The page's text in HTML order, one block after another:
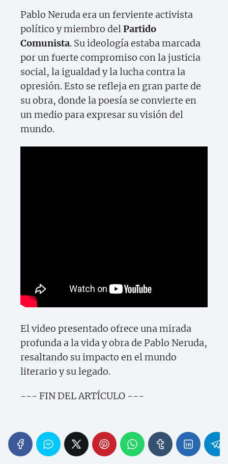
Pablo Neruda era un ferviente activista
político y miembro delPartido
Comunista. Su ideología estaba marcada
por un fuerte compromiso con la justicia
social, la igualdad y la lucha contra la
opresión. Esto se refleja en gran parte de
su obra, donde la poesía se convierte en
un medio para expresar su visión del
mundo.
El video presentado ofrece una mirada
profunda a la vida y obra de Pablo Neruda,
resaltando su impacto en el mundo
literario y su legado.
--- FIN DEL ARTÍCULO ---